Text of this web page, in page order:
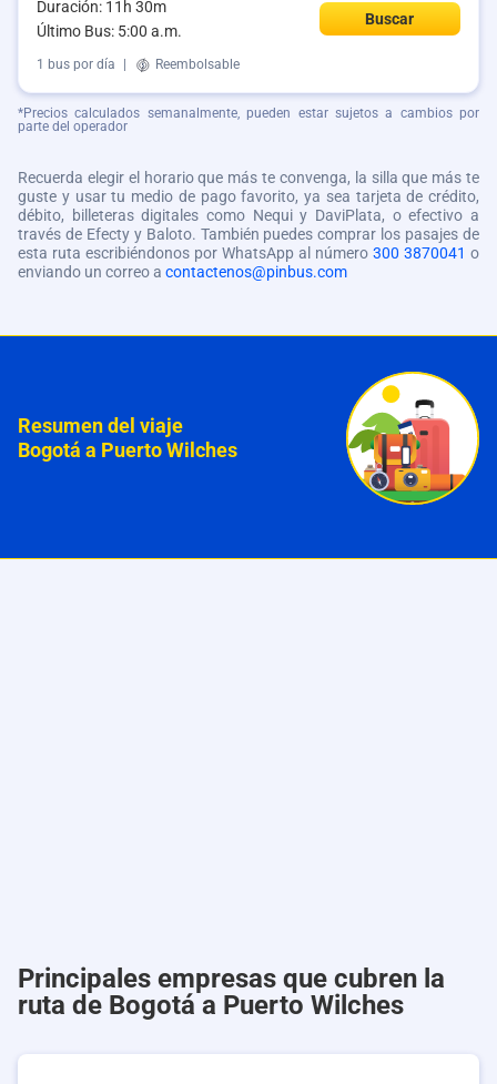
Duración: 11h 30m
Último Bus: 5:00 a.m.
Buscar
1 bus por día Reembolsable
*Precios calculados semanalmente, pueden estar sujetos a cambios por
parte del operador
Recuerda elegir el horario que más te convenga, la silla que más te
guste y usar tu medio de pago favorito, ya sea tarjeta de crédito,
débito, billeteras digitales como Nequi y DaviPlata, o efectivo a
través de Efecty y Baloto. También puedes comprar los pasajes de
esta ruta escribiéndonos por WhatsApp al número 300 3870041 o
enviando un correo a contactenos@pinbus.com
Resumen del viaje
Bogotá a Puerto Wilches
Principales empresas que cubren la
ruta de Bogotá a Puerto Wilches